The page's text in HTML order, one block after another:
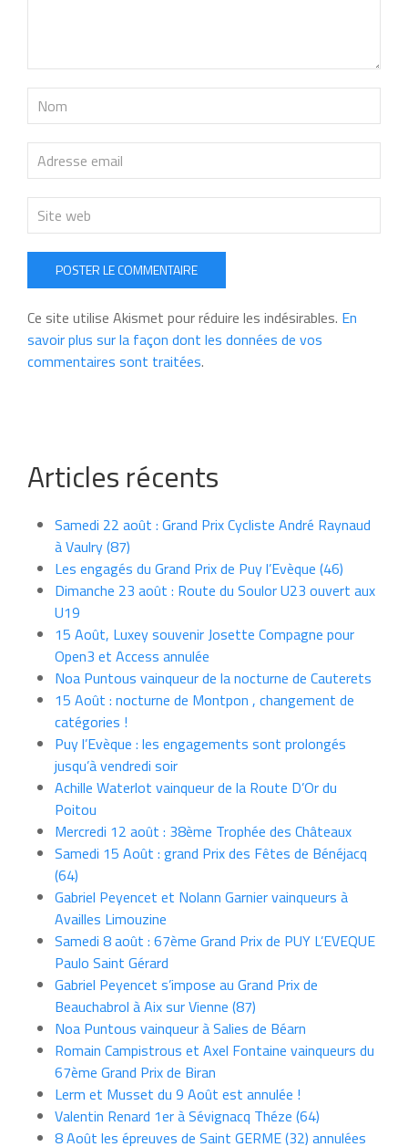
POSTER LE COMMENTAIRE
Ce site utilise Akismet pour réduire les indésirables. En
savoir plus sur la façon dont les données de vos
commentaires sont traitées.
Articles récents
Samedi 22 août : Grand Prix Cycliste André Raynaud
à Vaulry (87)
Les engagés du Grand Prix de Puy l’Evèque (46)
Dimanche 23 août : Route du Soulor U23 ouvert aux
U19
15 Août, Luxey souvenir Josette Compagne pour
Open3 et Access annulée
Noa Puntous vainqueur de la nocturne de Cauterets
15 Août : nocturne de Montpon , changement de
catégories !
Puy l’Evèque : les engagements sont prolongés
jusqu’à vendredi soir
Achille Waterlot vainqueur de la Route D’Or du
Poitou
Mercredi 12 août : 38ème Trophée des Châteaux
Samedi 15 Août : grand Prix des Fêtes de Bénéjacq
(64)
Gabriel Peyencet et Nolann Garnier vainqueurs à
Availles Limouzine
Samedi 8 août : 67ème Grand Prix de PUY L’EVEQUE
Paulo Saint Gérard
Gabriel Peyencet s’impose au Grand Prix de
Beauchabrol à Aix sur Vienne (87)
Noa Puntous vainqueur à Salies de Béarn
Romain Campistrous et Axel Fontaine vainqueurs du
67ème Grand Prix de Biran
Lerm et Musset du 9 Août est annulée !
Valentin Renard 1er à Sévignacq Théze (64)
8 Août les épreuves de Saint GERME (32) annulées